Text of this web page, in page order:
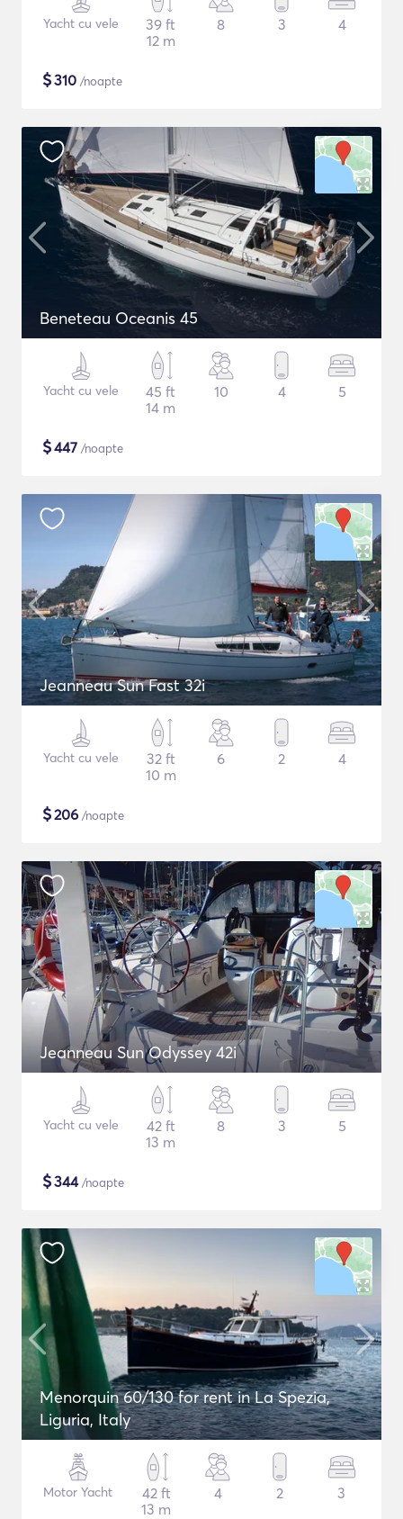
Yacht cu vele
39 ft
12 m
8 3 4
$310 /noapte
Beneteau Oceanis 45
Yacht cu vele
45 ft
14 m
10 4 5
$447 /noapte
Jeanneau Sun Fast 32i
Yacht cu vele
32 ft
10 m
6 2 4
$206 /noapte
Jeanneau Sun Odyssey 42i
Yacht cu vele
42 ft
13 m
8 3 5
$344/noapte
Menorquin 60/130 for rent in La Spezia,
Liguria, Italy
Motor Yacht
42 ft
13 m
4 2 3